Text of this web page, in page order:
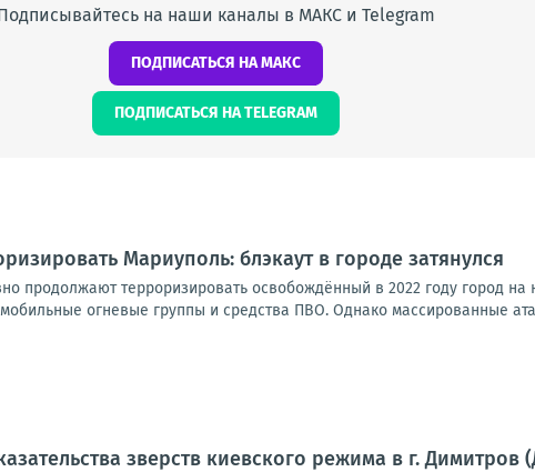
на наши каналы в МАКС и Telegram
ПОДПИСАТЬСЯ НА МАКС
ПОДПИСАТЬСЯ НА TELEGRAM
Мариуполь: блэкаут в городе затянулся
продолжают терроризировать освобождённый в 2022 году город
огневые группы и средства ПВО. Однако массированные
зверств киевского режима в г. Димитров